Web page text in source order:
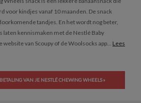
voor kindjes vanaf 10 maanden. De snack
tandjes. En het wordt nog beter,
laten kennismaken met de Nestlé Baby
website van Scoupy of de Woolsocks app... Lees
VAN JE NESTLÉ CHEWING WHEELS »